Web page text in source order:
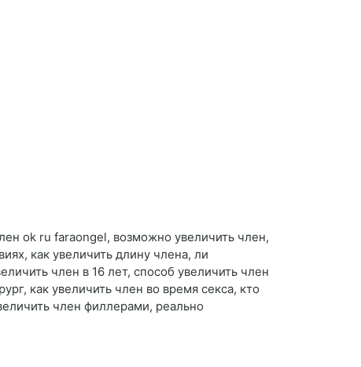
ok ru faraongel, возможно увеличить член,
как увеличить длину члена, ли
член в 16 лет, способ увеличить член
как увеличить член во время секса, кто
член филлерами, реально